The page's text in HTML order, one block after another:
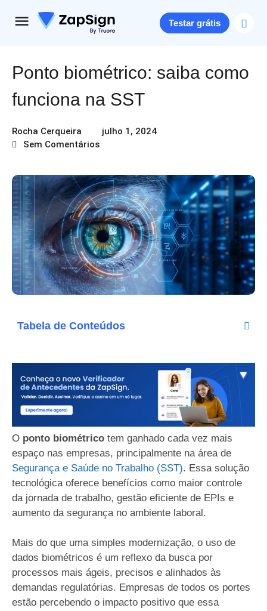
Testar grátis
Ponto biométrico: saiba como
funciona na SST
Rocha Cerqueira
julho 1, 2024
Sem Comentários
Tabela de Conteúdos
O ponto biométrico tem ganhado cada vez mais
espaço nas empresas, principalmente na área de
Segurança e Saúde no Trabalho (SST). Essa solução
tecnológica oferece benefícios como maior controle
da jornada de trabalho, gestão eficiente de EPIs e
aumento da segurança no ambiente laboral.
Mais do que uma simples modernização, o uso de
dados biométricos é um reflexo da busca por
processos mais ágeis, precisos e alinhados às
demandas regulatórias. Empresas de todos os portes
estão percebendo o impacto positivo que essa